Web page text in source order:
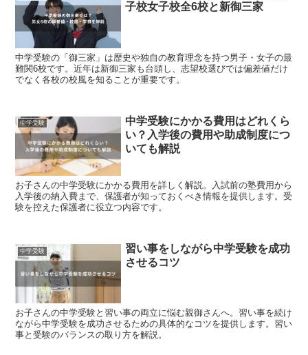
子校女子校全6校と新御三家
中学受験の「御三家」は歴史や独自の教育理念を持つ男子・女子の最
難関6校です。近年は新御三家も台頭し、志望校選びでは偏差値だけ
でなく各校の校風を知ることが重要です。
中学受験
中学受験にかかる費用はどれくら
い？入学後の費用や助成制度につ
いても解説
お子さんの中学受験にかかる費用を詳しく解説。入試前の塾費用から
入学後の納入費まで、保護者が知っておくべき情報を提供します。受
験を控えた保護者に役立つ内容です。
中学受験
習い事をしながら中学受験を成功
させるコツ
お子さんの中学受験と習い事の両立に悩む親御さんへ。習い事を続け
ながら中学受験を成功させるための具体的なコツを提供します。習い
事と受験のバランスの取り方を解説。